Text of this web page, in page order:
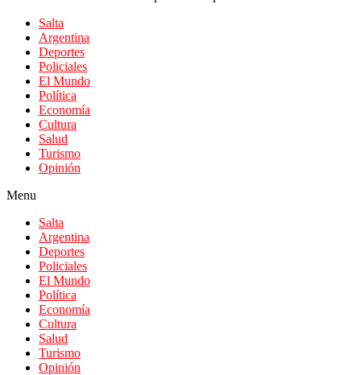
Salta
Argentina
Deportes
Policiales
El Mundo
Política
Economía
Cultura
Salud
Turismo
Opinión
Menu
Salta
Argentina
Deportes
Policiales
El Mundo
Política
Economía
Cultura
Salud
Turismo
Opinión